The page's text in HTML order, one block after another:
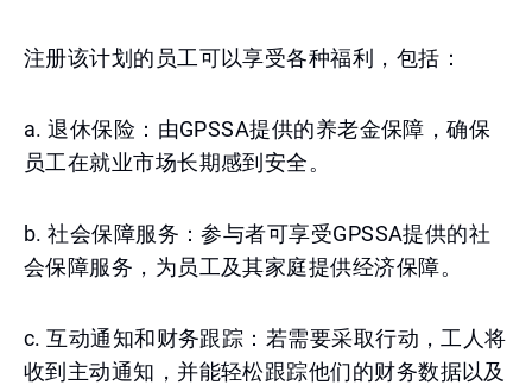
注册该计划的员工可以享受各种福利，包括：
a. 退休保险：由GPSSA提供的养老金保障，确保
员工在就业市场长期感到安全。
b. 社会保障服务：参与者可享受GPSSA提供的社
会保障服务，为员工及其家庭提供经济保障。
c. 互动通知和财务跟踪：若需要采取行动，工人将
收到主动通知，并能轻松跟踪他们的财务数据以及